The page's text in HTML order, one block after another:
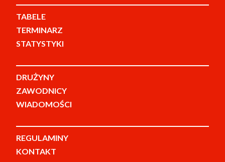
TABELE
TERMINARZ
STATYSTYKI
DRUŻYNY
ZAWODNICY
WIADOMOŚCI
REGULAMINY
KONTAKT